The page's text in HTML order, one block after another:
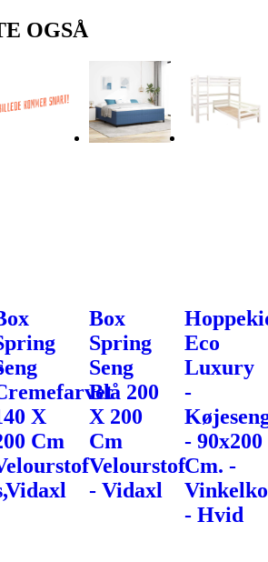
OGSÅ
X
Cm
Vidaxl
Box
Spring
Seng
Blå 200
X 200
Cm
Velourstof
- Vidaxl
Eco
Luxury
-
- 90x200
Cm. -
- Hvid